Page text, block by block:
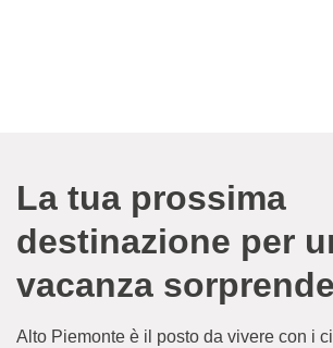
La tua prossima
destinazione per
vacanza
Alto Piemonte è il posto da vivere con i